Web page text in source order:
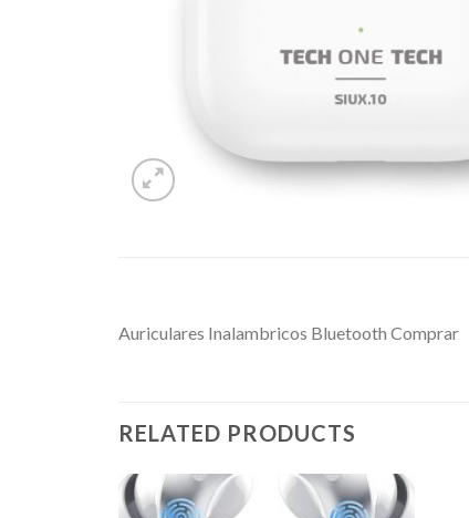
Auriculares Inalambricos Bluetooth Comprar
RELATED PRODUCTS